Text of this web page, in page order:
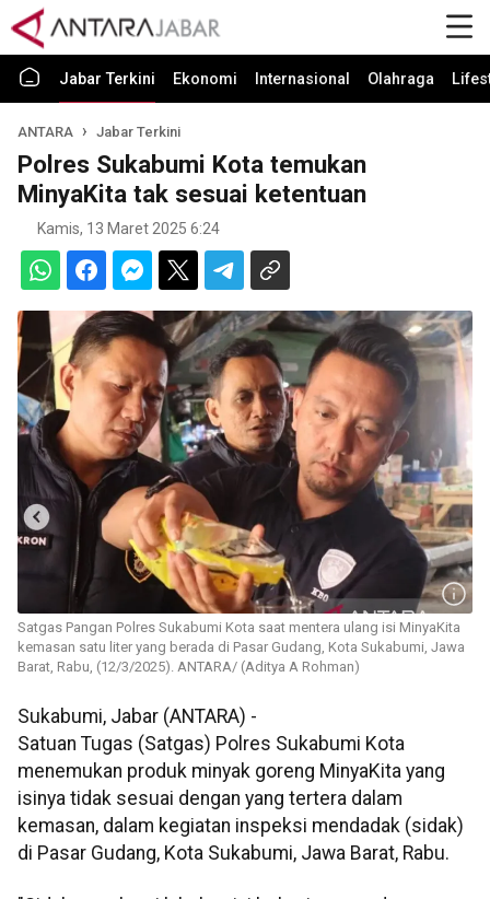
Jabar Terkini Ekonomi Internasional Olahraga
ANTARA Jabar Terkini
Polres Sukabumi Kota temukan
MinyaKita tak sesuai ketentuan
Kamis, 13 Maret 2025 6:24
Satgas Pangan Polres Sukabumi Kota saat mentera ulang isi MinyaKita
kemasan satu liter yang berada di Pasar Gudang, Kota Sukabumi, Jawa
Barat, Rabu, (12/3/2025). ANTARA/ (Aditya A Rohman)
Sukabumi, Jabar (ANTARA) -
Satuan Tugas (Satgas) Polres Sukabumi Kota
menemukan produk minyak goreng MinyaKita yang
isinya tidak sesuai dengan yang tertera dalam
kemasan, dalam kegiatan inspeksi mendadak (sidak)
di Pasar Gudang, Kota Sukabumi, Jawa Barat, Rabu.